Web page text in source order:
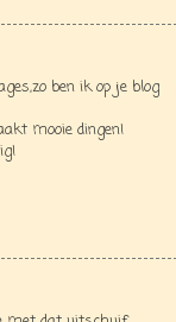
ben ik op je blog
mooie dingen!